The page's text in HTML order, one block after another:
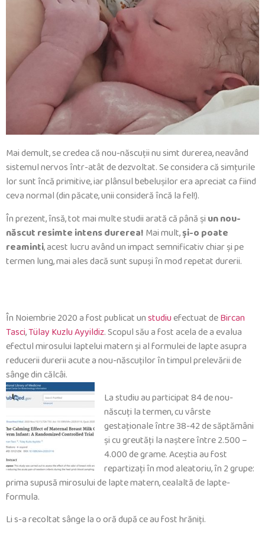
Mai demult, se credea că nou-născuţii nu simt durerea, neavând
sistemul nervos într-atât de dezvoltat. Se considera că simţurile
lor sunt încă primitive, iar plânsul bebeluşilor era apreciat ca fiind
ceva normal (din păcate, unii consideră încă la fel!).
În prezent, însă, tot mai multe studii arată că până şi un nou-
născut resimte intens durerea! Mai mult,şi-o poate
reaminti, acest lucru având un impact semnificativ chiar şi pe
termen lung, mai ales dacă sunt supuşi în mod repetat durerii.
În Noiembrie 2020 a fost publicat unstudiuefectuat deBircan
Tasci,Tülay Kuzlu Ayyildiz. Scopul său a fost acela de a evalua
efectul mirosului laptelui matern și al formulei de lapte asupra
reducerii durerii acute a nou-născuților în timpul prelevării de
sânge din călcâi.
La studiu au participat 84 de nou-
născuţi la termen, cu vârste
gestaţionale între 38-42 de săptămâni
şi cu greutăţi la naştere între 2.500 –
4.000 de grame. Aceştia au fost
repartizaţi în mod aleatoriu, în 2 grupe:
prima supusă mirosului de lapte matern, cealaltă de lapte-
formula.
Li s-a recoltat sânge la o oră după ce au fost hrăniţi.